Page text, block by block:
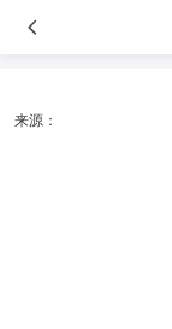
来源：